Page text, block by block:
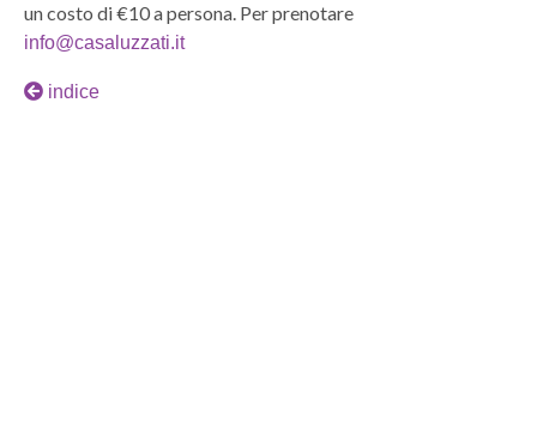
un costo di €10 a persona. Per prenotare
info@casaluzzati.it
indice